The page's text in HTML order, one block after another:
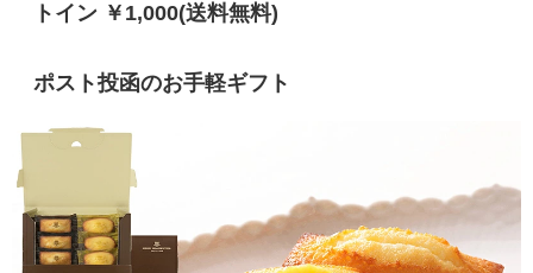
トイン ￥1,000(送料無料)
ポスト投函のお手軽ギフト